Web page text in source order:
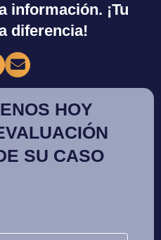
información. ¡Tu
diferencia!
HOY
SU CASO